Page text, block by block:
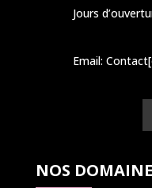
Jours
Email:
NOS